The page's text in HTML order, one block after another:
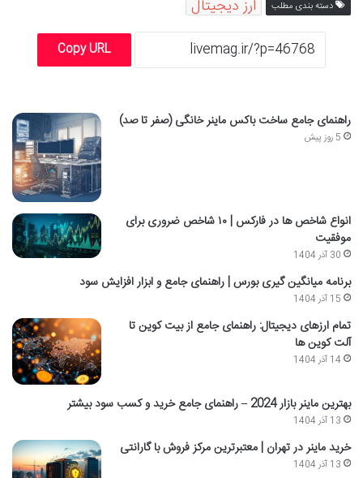
دسته بندی مطلب ارز دیجیتال
Copy URL
راهنمای جامع ساخت باکس ماینر خانگی (صفر تا صد)
5 روز پیش
انواع شاخص ها در فارکس | ۱۰ شاخص ضروری برای
موفقیت
30 آذر 1404
برنامه میانگین گیری بورس | راهنمای جامع و ابزار افزایش سود
15 آذر 1404
تمام ارزهای دیجیتال: راهنمای جامع از بیت کوین تا
آلت کوین ها
14 آذر 1404
بهترین ماینر بازار 2024 – راهنمای جامع خرید و کسب سود بیشتر
13 آذر 1404
خرید ماینر در تهران | معتبرترین مرکز فروش با گارانتی
13 آذر 1404